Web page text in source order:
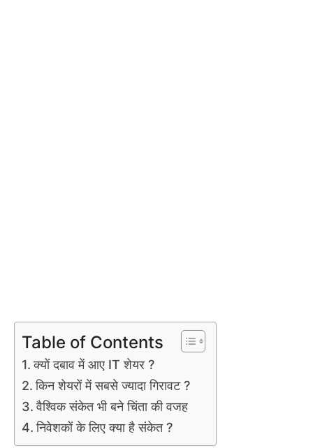
Table of Contents
क्यों दबाव में आए IT शेयर ?
किन शेयरों में सबसे ज्यादा गिरावट ?
वैश्विक संकेत भी बने चिंता की वजह
निवेशकों के लिए क्या है संकेत ?